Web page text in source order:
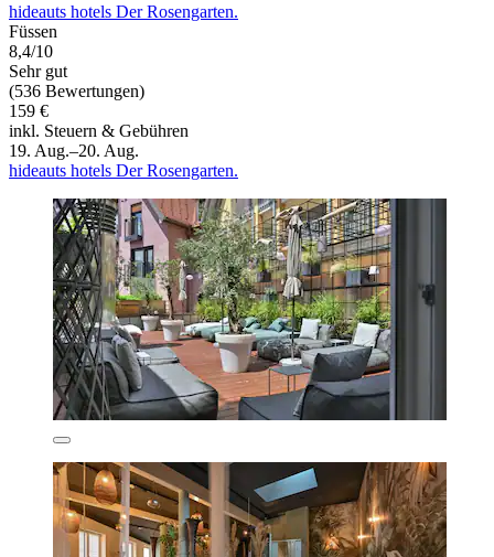
hideauts hotels Der Rosengarten.
Füssen
8,4/10
Sehr gut
(536 Bewertungen)
159 €
inkl. Steuern & Gebühren
19. Aug.–20. Aug.
hideauts hotels Der Rosengarten.